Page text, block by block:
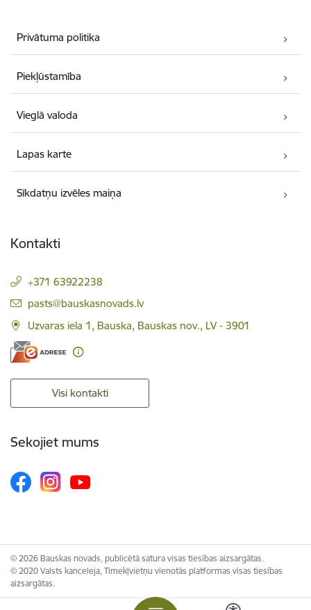
Privātuma politika
Piekļūstamība
Vieglā valoda
Lapas karte
Sīkdatņu izvēles maiņa
Kontakti
+371 63922238
E-pasts:
pasts@bauskasnovads.lv
Uzvaras iela 1, Bauska, Bauskas nov., LV - 3901
Visi kontakti
Sekojiet mums
© 2026 Bauskas novads, publicētā satura visas tiesības aizsargātas.
© 2020 Valsts kanceleja, Tīmekļvietņu vienotās platformas visas tiesības
aizsargātas.